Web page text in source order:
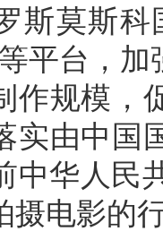
斯莫斯
平台，
作规模，
实由中国
中华人民
摄电影的